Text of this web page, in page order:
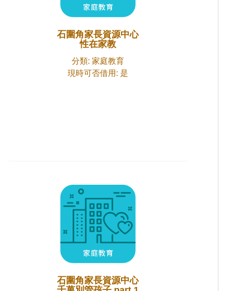
石圍角家長資源中心
性在家教
分類: 家庭教育
現時可否借用: 是
石圍角家長資源中心